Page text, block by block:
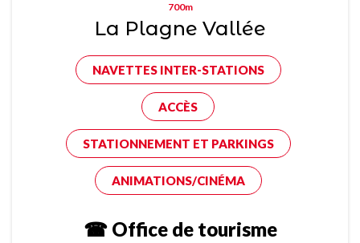
700m
La Plagne Vallée
NAVETTES INTER-STATIONS
ACCÈS
STATIONNEMENT ET PARKINGS
ANIMATIONS/CINÉMA
☎ Office de tourisme